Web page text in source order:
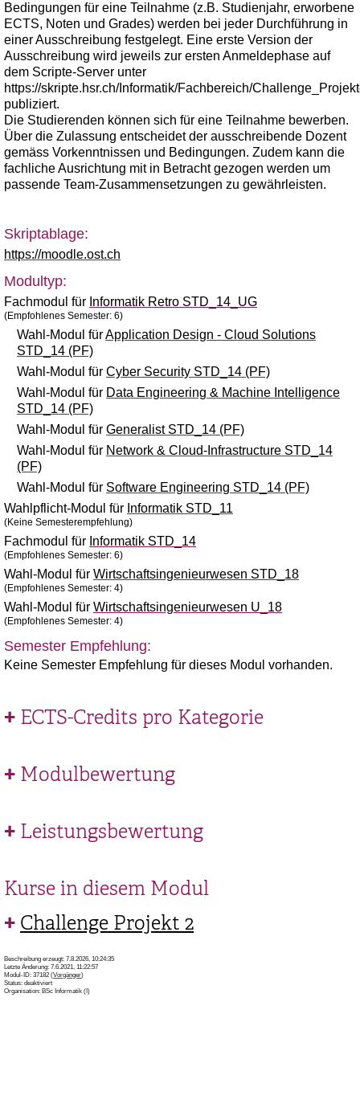
Bedingungen für eine Teilnahme (z.B. Studienjahr, erworbene
ECTS, Noten und Grades) werden bei jeder Durchführung in
einer Ausschreibung festgelegt. Eine erste Version der
Ausschreibung wird jeweils zur ersten Anmeldephase auf
dem Scripte-Server unter
https://skripte.hsr.ch/Informatik/Fachbereich/
publiziert.
Die Studierenden können sich für eine Teilnahme bewerben.
Über die Zulassung entscheidet der ausschreibende Dozent
gemäss Vorkenntnissen und Bedingungen. Zudem kann die
fachliche Ausrichtung mit in Betracht gezogen werden um
passende Team-Zusammensetzungen zu gewährleisten.
Skriptablage:
https://moodle.ost.ch
Modultyp:
Fachmodul für Informatik Retro STD_14_UG
(Empfohlenes Semester: 6)
Wahl-Modul fürApplication Design - Cloud Solutions
STD_14 (PF)
Wahl-Modul für Cyber Security STD_14 (PF)
Wahl-Modul für Data Engineering & Machine Intelligence
STD_14 (PF)
Wahl-Modul für Generalist STD_14 (PF)
Wahl-Modul für Network & Cloud-Infrastructure STD_14
(PF)
Wahl-Modul für Software Engineering STD_14 (PF)
Wahlpflicht-Modul für Informatik STD_11
(Keine Semesterempfehlung)
Fachmodul für Informatik STD_14
(Empfohlenes Semester: 6)
Wahl-Modul für Wirtschaftsingenieurwesen STD_18
(Empfohlenes Semester: 4)
Wahl-Modul für Wirtschaftsingenieurwesen U_18
(Empfohlenes Semester: 4)
Semester Empfehlung:
Keine Semester Empfehlung für dieses Modul vorhanden.
ECTS-Credits pro Kategorie
Modulbewertung
Leistungsbewertung
Kurse in diesem Modul
Challenge Projekt 2
Beschreibung erzeugt: 7.8.2026, 10:24:35
Letzte Änderung: 7.6.2021, 11:22:57
Modul-ID: 37182 (Vorgänger)
Status: deaktiviert
Organisation: BSc Informatik (I)